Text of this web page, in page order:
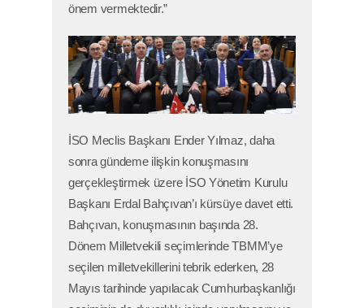
önem vermektedir.”
İSO Meclis Başkanı Ender Yılmaz, daha
sonra gündeme ilişkin konuşmasını
gerçekleştirmek üzere İSO Yönetim Kurulu
Başkanı Erdal Bahçıvan’ı kürsüye davet etti.
Bahçıvan, konuşmasının başında 28.
Dönem Milletvekili seçimlerinde TBMM’ye
seçilen milletvekillerini tebrik ederken, 28
Mayıs tarihinde yapılacak Cumhurbaşkanlığı